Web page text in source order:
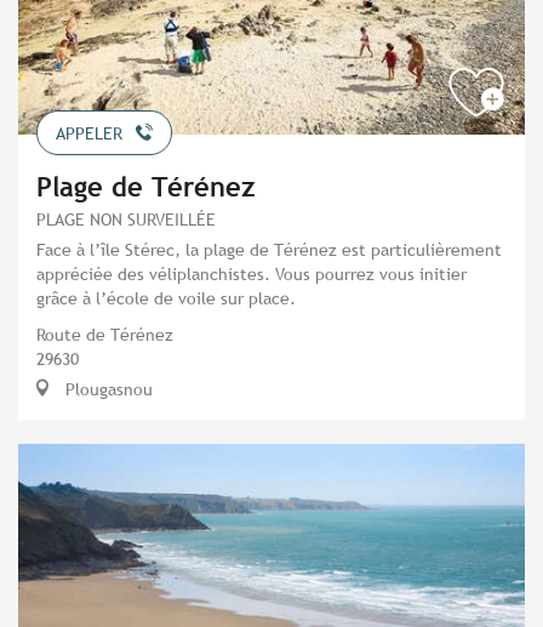
APPELER
Plage de Térénez
PLAGE NON SURVEILLÉE
Face à l’île Stérec, la plage de Térénez est particulièrement
appréciée des véliplanchistes. Vous pourrez vous initier
grâce à l’école de voile sur place.
Route de Térénez
29630
Plougasnou